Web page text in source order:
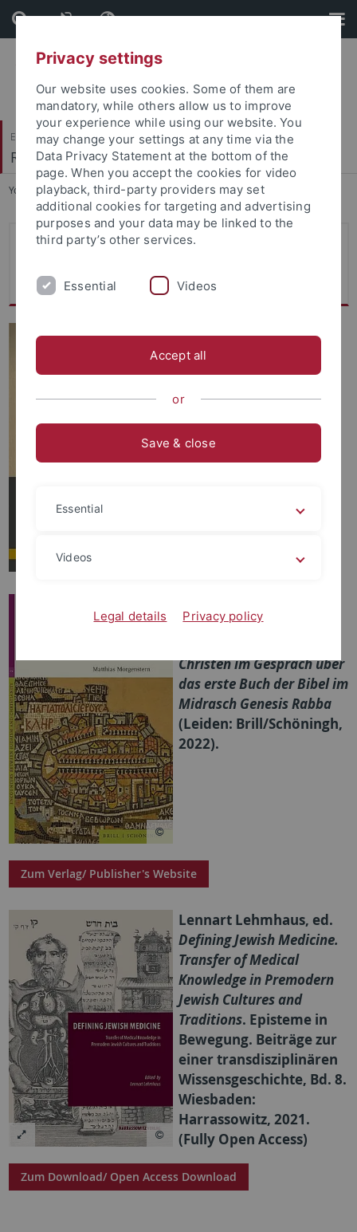
Skip
to
content
Skip
to
footer
Evangelisch-Theologische Fakultät
Religionswissenschaft und Judaistik
You are here: Startseite ... Neuerscheinungen
Neuerscheinungen/ Recent
Publications
Holger Zellentin,Law
Beyond Israel. From the
Bible to the Qur'an.
Oxford: Oxford
Open Access download
Die große Genesis-
Christen im Gespräch über
das erste Buch der Bibel im
Midrasch Genesis Rabba
(Leiden: Brill/Schöningh,
2022).
Zum Verlag/ Publisher's Website
Lennart Lehmhaus, ed.
Defining Jewish Medicine.
Transfer of Medical
Knowledge in Premodern
Jewish Cultures and
Traditions. Episteme in
Bewegung. Beiträge zur
einer transdisziplinären
Wissensgeschichte, Bd. 8.
Wiesbaden:
Harrassowitz, 2021.
(Fully Open Access)
Zum Download/ Open Access Download
Privacy settings
Our website uses cookies. Some of them are
mandatory, while others allow us to improve
your experience while using our website. You
may change your settings at any time via the
Data Privacy Statement at the bottom of the
page. When you accept the cookies for video
playback, third-party providers may set
additional cookies for targeting and advertising
purposes and your data may be linked to the
third party’s other services.
Essential Videos
Accept all
or
Save & close
Essential
Videos
Legal details Privacy policy